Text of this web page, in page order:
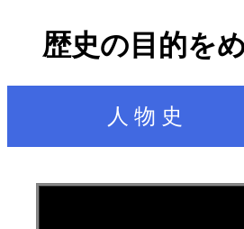
歴史の目的を
人 物 史